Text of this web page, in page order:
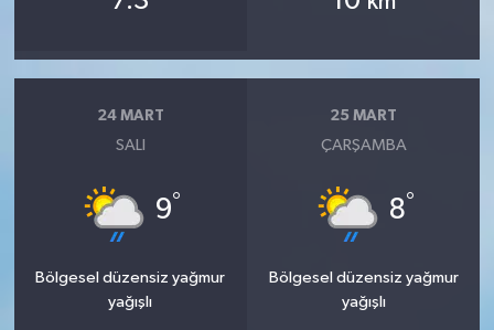
24 MART
SALI
9°
Bölgesel düzensiz yağmur
yağışlı
25 MART
ÇARŞAMBA
8°
Bölgesel düzensiz yağmur
yağışlı